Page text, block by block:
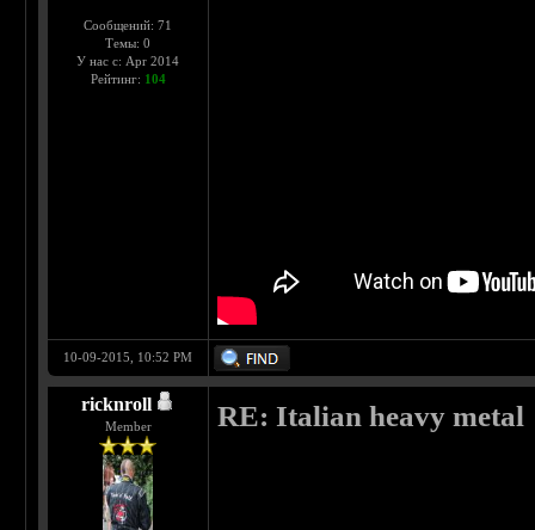
Сообщений: 71
Темы: 0
У нас с: Apr 2014
Рейтинг: 104
10-09-2015, 10:52 PM
ricknroll
Member RE: Italian heavy metal